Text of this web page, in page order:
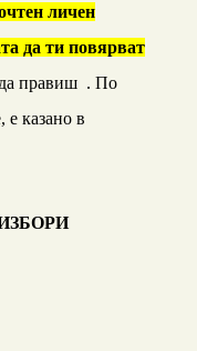
личен
да ти повярват
да правиш . По
е казано в